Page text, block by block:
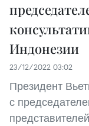
Индонезии
23/12/2022 03:02
Президент
с